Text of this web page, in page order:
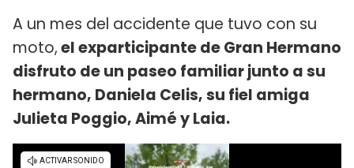
A un mes del accidente que tuvo con su
moto,el exparticipante de Gran Hermano
disfruto de un paseo familiar junto a su
hermano, Daniela Celis, su fiel amiga
Julieta Poggio, Aimé y Laia.